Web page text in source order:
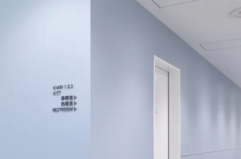
医療機関の皆様へ
よくあるご質問
お問い合わせ
院内見学・資料請求
プライバシーポリシー
WEB予約はこちら